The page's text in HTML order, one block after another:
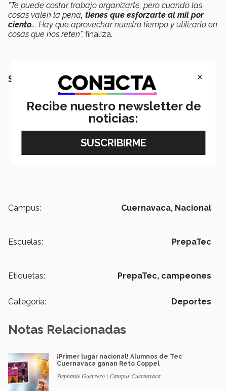
"Te puede costar trabajo organizarte, pero cuando las
cosas valen la pena, tienes que esforzarte al mil por
ciento... Hay que aprovechar nuestro tiempo y utilizarlo en
cosas que nos reten", finaliza.
SEGURO QUERRÁS LEER:
Campus: Cuernavaca, Nacional
Escuelas: PrepaTec
Etiquetas: PrepaTec, campeones
Categoría: Deportes
Notas Relacionadas
¡Primer lugar nacional! Alumnos de Tec
Cuernavaca ganan Reto Coppel
Stephanie Guerrero | Campus Cuernavaca
×
Recibe nuestro newsletter de
noticias: